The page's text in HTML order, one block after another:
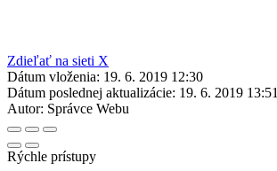
Zdieľať na sieti X
Dátum vloženia: 19. 6. 2019 12:30
Dátum poslednej aktualizácie: 19. 6. 2019 13:51
Autor: Správce Webu
Rýchle prístupy